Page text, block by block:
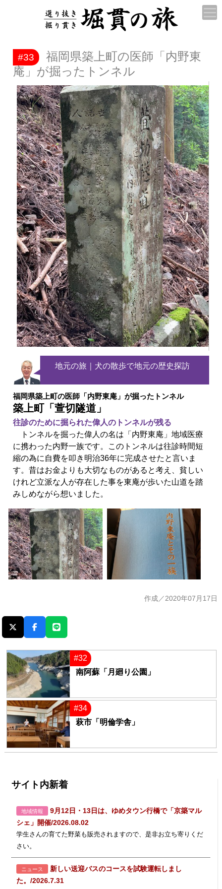
#33 福岡県築上町の医師「内野東
庵」が掘ったトンネル
地元の旅｜ 犬の散歩で地元の歴史探訪
福岡県築上町の医師「内野東庵」が掘ったトンネル
築上町「萱切隧道」
往診のために掘られた偉人のトンネルが残る
トンネルを掘った偉人の名は「内野東庵」地域医療
に携わった内野一族です。このトンネルは往診時間短
縮の為に自費を叩き明治36年に完成させたと言いま
す。昔はお金よりも大切なものがあると考え、貧しい
けれど立派な人が存在した事を東庵が歩いた山道を踏
みしめながら想いました。
作成／2020年07月17日
#32
南阿蘇「月廻り公園」
#34
萩市「明倫学舎」
サイト内新着
地域情報
9月12日・13日は、ゆめタウン行橋で「京築マル
シェ」開催/2026.08.02
学生さんの育てた野菜も販売されますので、是非お立ち寄りくだ
さい。
ニュース
新しい送迎バスのコースを試験運転しまし
た。/2026.7.31